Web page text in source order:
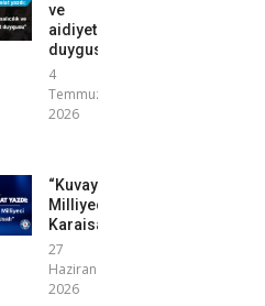
ve
aidiyet
duygusu”
4
Temmuz
2026
“Kuvayı
Milliyeci
Karaisalı”
27
Haziran
2026